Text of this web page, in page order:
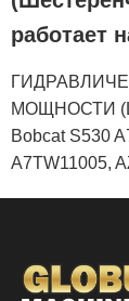
работает
МОЩНОСТИ
Bobcat S530
A7TW11005,